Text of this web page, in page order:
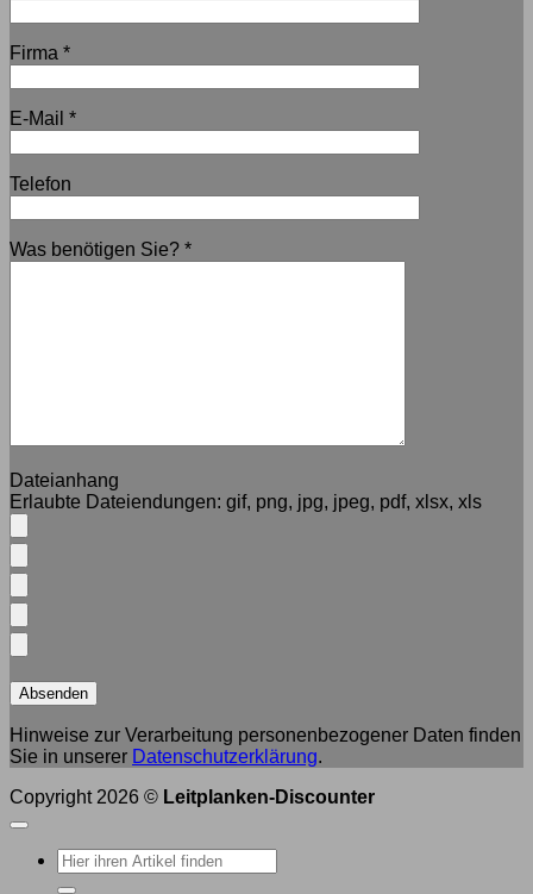
Firma *
E-Mail *
Telefon
Was benötigen Sie? *
Dateianhang
Erlaubte Dateiendungen: gif, png, jpg, jpeg, pdf, xlsx, xls
Hinweise zur Verarbeitung personenbezogener Daten finden
Sie in unserer Datenschutzerklärung.
Copyright 2026 © Leitplanken-Discounter
Suche
nach: